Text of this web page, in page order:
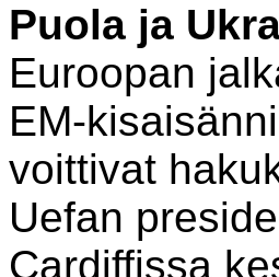
Puola ja
Euroopan
EM-
voittivat
Uefan
Cardiffissa